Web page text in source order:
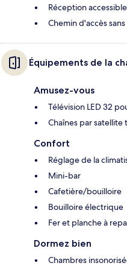
Réception
Chemin d'accès
Équipements de la
Amusez-vous
Télévision LED 32
Chaînes par satellite
Confort
Réglage de la
Mini-bar
Cafetière/bouilloire
Bouilloire électrique
Fer et planche à
Dormez bien
Chambres